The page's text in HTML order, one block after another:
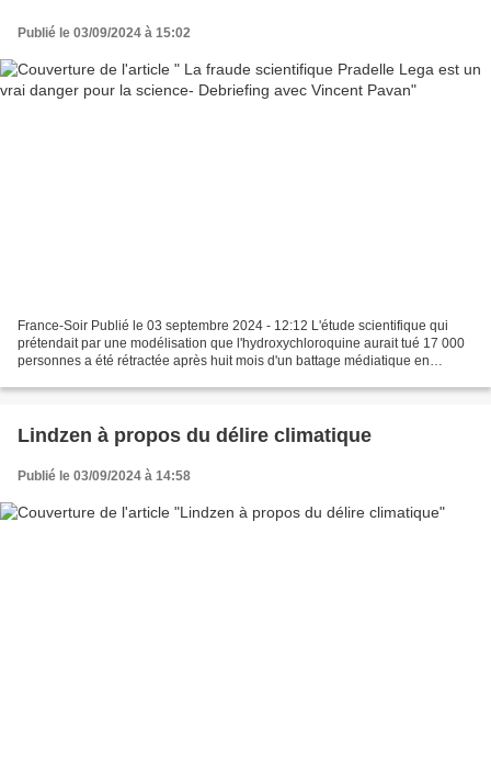
Publié le 03/09/2024 à 15:02
France-Soir Publié le 03 septembre 2024 - 12:12 L'étude scientifique qui
prétendait par une modélisation que l'hydroxychloroquine aurait tué 17 000
personnes a été rétractée après huit mois d'un battage médiatique en
Lindzen à propos du délire climatique
Publié le 03/09/2024 à 14:58